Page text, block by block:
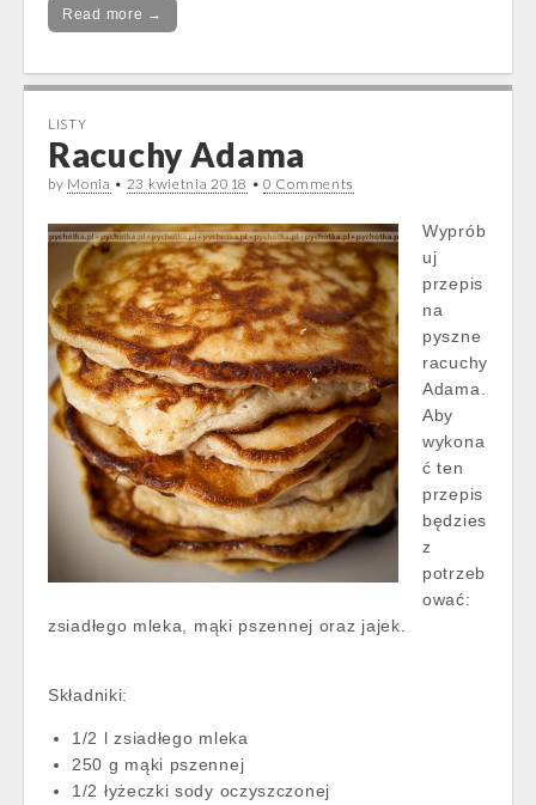
Read more →
LISTY
Racuchy Adama
by Monia • 23 kwietnia 2018 •0 Comments
Wyprób
uj
przepis
na
pyszne
racuchy
Adama.
Aby
wykona
ć ten
przepis
będzies
z
potrzeb
ować:
zsiadłego mleka, mąki pszennej oraz jajek.
Składniki:
1/2 l zsiadłego mleka
250 g mąki pszennej
1/2 łyżeczki sody oczyszczonej